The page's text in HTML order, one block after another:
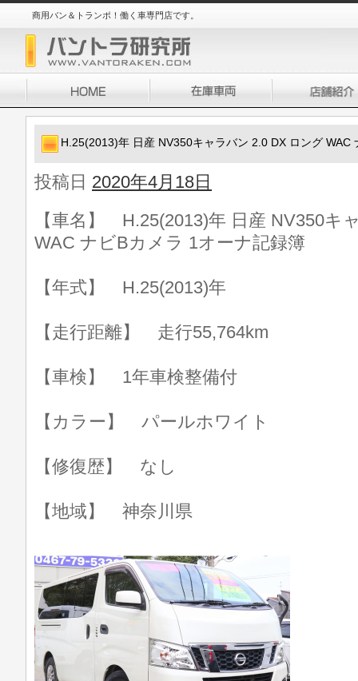
商用バン＆トランポ！働く車専門店です。
H.25(2013)年 日産 NV350キャラバン 2.0 DX ロング WAC
投稿日 2020年4月18日
【車名】 H.25(2013)年 日産 NV350キ
WAC ナビBカメラ 1オーナ記録簿
【年式】 H.25(2013)年
【走行距離】 走行55,764km
【車検】 1年車検整備付
【カラー】 パールホワイト
【修復歴】 なし
【地域】 神奈川県